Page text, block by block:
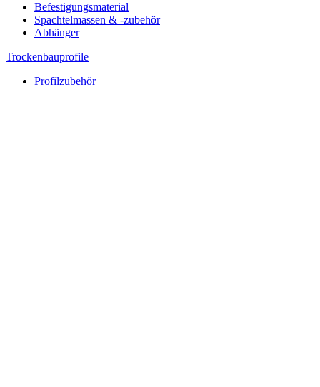
Befestigungsmaterial
Spachtelmassen & -zubehör
Abhänger
Trockenbauprofile
Profilzubehör